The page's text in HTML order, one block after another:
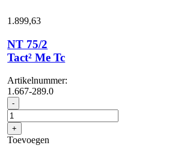
1.899,63
NT 75/2
Tact² Me Tc
Artikelnummer:
1.667-289.0
- NT
75/2
Tact²
Me
Tc
+
Toevoegen